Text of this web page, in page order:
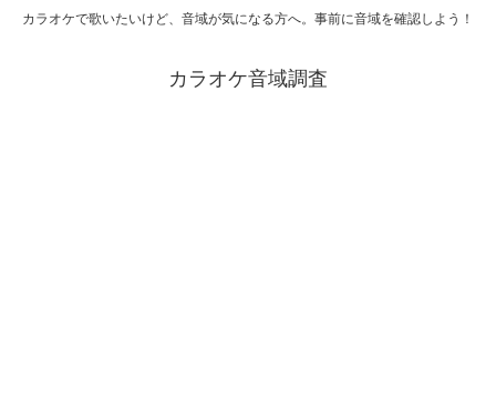
カラオケで歌いたいけど、音域が気になる方へ。事前に音域を確認しよう！
カラオケ音域調査